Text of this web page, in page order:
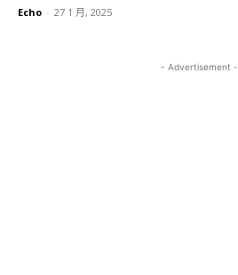
Echo - 27 1 月, 2025
- Advertisement -